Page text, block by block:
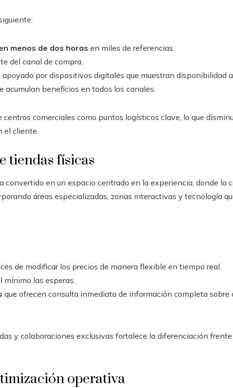
menos de dos horas en miles de referencias.
del canal de compra.
apoyado por dispositivos digitales que muestran disponibilidad
acumulan beneficios en todos los canales.
comerciales como puntos logísticos clave, lo que
el cliente.
tiendas físicas
convertido en un espacio centrado en la experiencia, donde la
áreas especializadas, zonas interactivas y tecnología
de modificar los precios de manera flexible en tiempo real.
mínimo las esperas.
que ofrecen consulta inmediata de información completa sobre
y colaboraciones exclusivas fortalece la diferenciación
operativa